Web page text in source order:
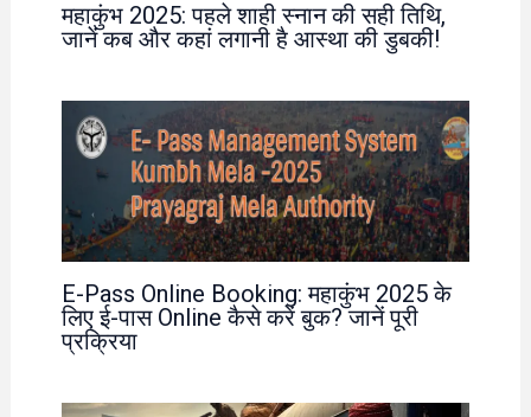
महाकुंभ 2025: पहले शाही स्नान की सही तिथि,
जानें कब और कहां लगानी है आस्था की डुबकी!
E-Pass Online Booking: महाकुंभ 2025 के
लिए ई-पास Online कैसे करें बुक? जानें पूरी
प्रक्रिया